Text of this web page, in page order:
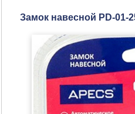
Замок навесной PD-01-